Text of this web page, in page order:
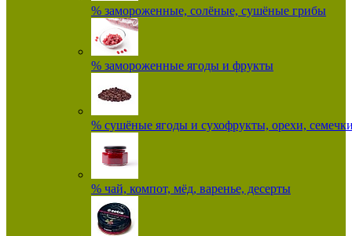
% замороженные, солёные, сушёные грибы
% замороженные ягоды и фрукты
% сушёные ягоды и сухофрукты, орехи,
% чай, компот, мёд, варенье, десерты